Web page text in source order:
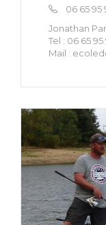
06 65 95
Jonathan
Tel : 06 65 95
Mail :